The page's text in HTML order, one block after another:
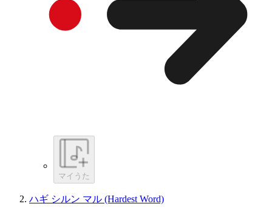
マイうた
ハギ シルン マル (Hardest Word)